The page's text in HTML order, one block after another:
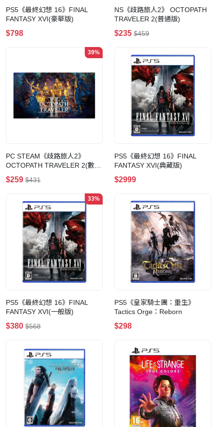
PS5《最終幻想 16》FINAL
FANTASY XVI(豪華版)
$798
NS《歧路旅人2》 OCTOPATH
TRAVELER 2(普通版)
$235 $459
39%
PC STEAM《歧路旅人2》
OCTOPATH TRAVELER 2(數位
版)
$259 $431
PS5《最終幻想 16》FINAL
FANTASY XVI(典藏版)
$2999
33%
PS5《最終幻想 16》FINAL
FANTASY XVI(一般版)
$380 $568
PS5《皇家騎士團：重生》
Tactics Orge：Reborn
$298